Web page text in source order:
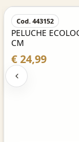
Cod. 443152
PELUCHE
CM
€ 24,99